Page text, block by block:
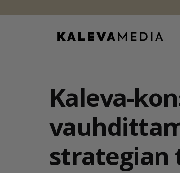
Kaleva-
strategian